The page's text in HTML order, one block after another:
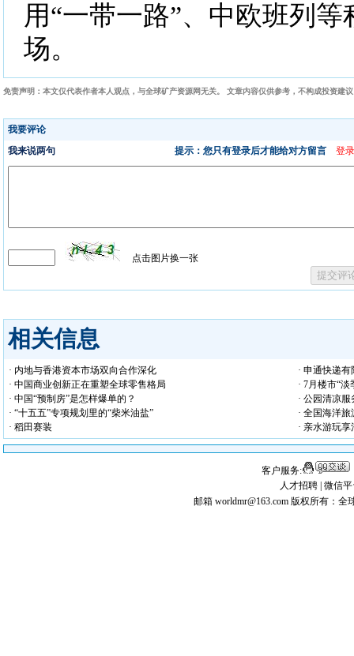
用“一带一路”、中欧班列
场。
免责声明：本文仅代表作者本人观点，与全球矿产资源网无关。 文章内容仅供参考，不构成投资建
相关信息
· 内地与香港资本市场双向合作深化
· 申通快递
· 中国商业创新正在重塑全球零售格局
· 7月楼市“淡
· 中国“预制房”是怎样爆单的？
· 公园清凉
· “十五五”专项规划里的“柴米油盐”
· 全国海洋
· 稻田赛装
· 亲水游玩享
客户服务:
人才招聘 微信
邮箱 worldmr@163.com 版权所有：全